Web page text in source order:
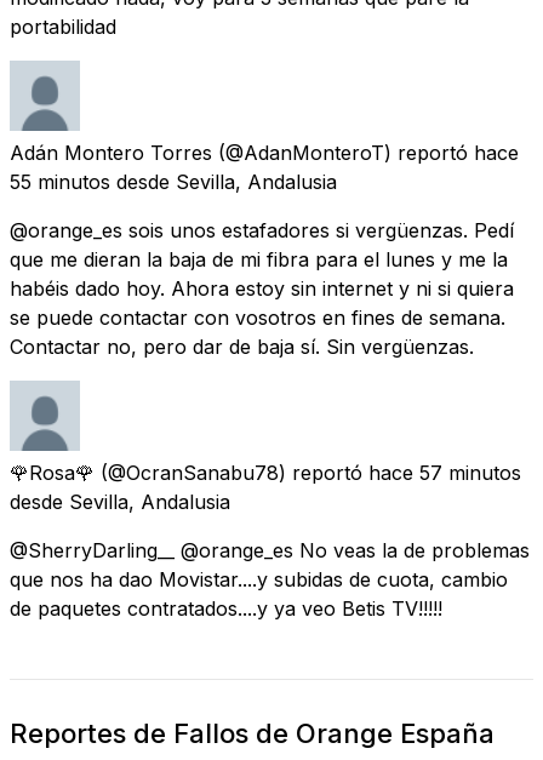
portabilidad
Adán Montero Torres (@AdanMonteroT) reportó hace
55 minutos desde Sevilla, Andalusia
@orange_es sois unos estafadores si vergüenzas. Pedí
que me dieran la baja de mi fibra para el lunes y me la
habéis dado hoy. Ahora estoy sin internet y ni si quiera
se puede contactar con vosotros en fines de semana.
Contactar no, pero dar de baja sí. Sin vergüenzas.
🌹Rosa🌹 (@OcranSanabu78) reportó hace 57 minutos
desde Sevilla, Andalusia
@SherryDarling__ @orange_es No veas la de problemas
que nos ha dao Movistar....y subidas de cuota, cambio
de paquetes contratados....y ya veo Betis TV!!!!!
Reportes de Fallos de Orange España